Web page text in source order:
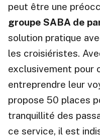
peut être une
groupe SABA de
solution pratique
les croisiéristes.
exclusivement pour
entreprendre leur
propose 50 places
tranquillité des
ce service, il est